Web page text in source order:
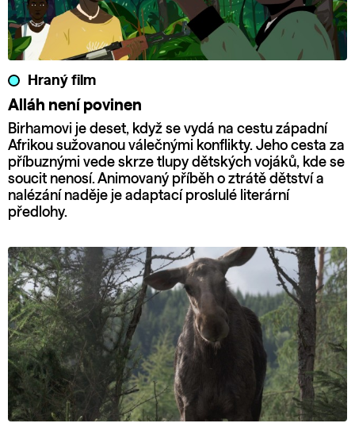
Hraný film
Alláh není povinen
Birhamovi je deset, když se vydá na cestu západní
Afrikou sužovanou válečnými konflikty. Jeho cesta za
příbuznými vede skrze tlupy dětských vojáků, kde se
soucit nenosí. Animovaný příběh o ztrátě dětství a
nalézání naděje je adaptací proslulé literární
předlohy.